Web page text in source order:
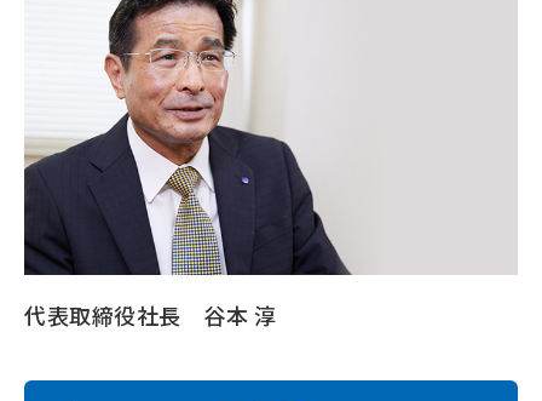
代表取締役社長 谷本 淳